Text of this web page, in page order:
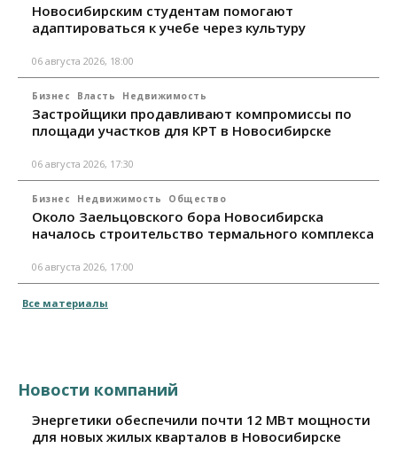
Новосибирским студентам помогают
адаптироваться к учебе через культуру
06 августа 2026, 18:00
Бизнес Власть Недвижимость
Застройщики продавливают компромиссы по
площади участков для КРТ в Новосибирске
06 августа 2026, 17:30
Бизнес Недвижимость Общество
Около Заельцовского бора Новосибирска
началось строительство термального комплекса
06 августа 2026, 17:00
Все материалы
Новости компаний
Энергетики обеспечили почти 12 МВт мощности
для новых жилых кварталов в Новосибирске